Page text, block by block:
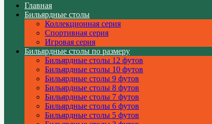
Главная
Бильярдные столы
Коллекционная серия
Спортивная серия
Игровая серия
Бильярдные столы по размеру
Бильярдные столы 12 футов
Бильярдные столы 10 футов
Бильярдные столы 9 футов
Бильярдные столы 8 футов
Бильярдные столы 7 футов
Бильярдные столы 6 футов
Бильярдные столы 5 футов